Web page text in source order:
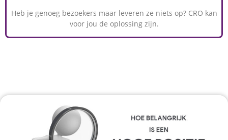
Heb je genoeg bezoekers maar leveren ze niets op? CRO kan
voor jou de oplossing zijn.